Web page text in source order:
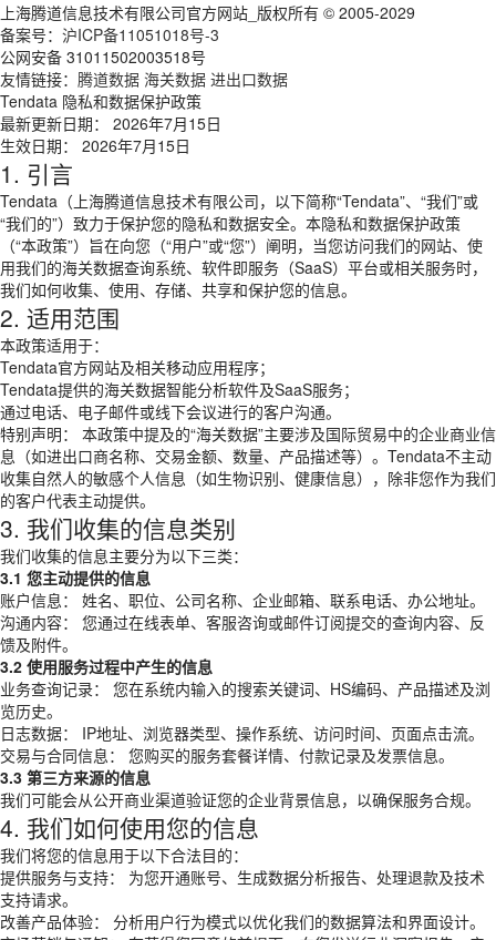
上海腾道信息技术有限公司官方网站_版权所有 © 2005-2029
备案号： 沪ICP备11051018号-3
公网安备 31011502003518号
友情链接： 腾道数据 海关数据 进出口数据
Tendata 隐私和数据保护政策
最新更新日期： 2026年7月15日
生效日期： 2026年7月15日
1. 引言
Tendata（上海腾道信息技术有限公司，以下简称“Tendata”、“我们”或
“我们的”）致力于保护您的隐私和数据安全。本隐私和数据保护政策
（“本政策”）旨在向您（“用户”或“您”）阐明，当您访问我们的网站、使
用我们的海关数据查询系统、软件即服务（SaaS）平台或相关服务时，
我们如何收集、使用、存储、共享和保护您的信息。
2. 适用范围
本政策适用于：
Tendata官方网站及相关移动应用程序；
Tendata提供的海关数据智能分析软件及SaaS服务；
通过电话、电子邮件或线下会议进行的客户沟通。
特别声明： 本政策中提及的“海关数据”主要涉及国际贸易中的企业商业信
息（如进出口商名称、交易金额、数量、产品描述等）。Tendata不主动
收集自然人的敏感个人信息（如生物识别、健康信息），除非您作为我们
的客户代表主动提供。
3. 我们收集的信息类别
我们收集的信息主要分为以下三类：
3.1 您主动提供的信息
账户信息： 姓名、职位、公司名称、企业邮箱、联系电话、办公地址。
沟通内容： 您通过在线表单、客服咨询或邮件订阅提交的查询内容、反
馈及附件。
3.2 使用服务过程中产生的信息
业务查询记录： 您在系统内输入的搜索关键词、HS编码、产品描述及浏
览历史。
日志数据： IP地址、浏览器类型、操作系统、访问时间、页面点击流。
交易与合同信息： 您购买的服务套餐详情、付款记录及发票信息。
3.3 第三方来源的信息
我们可能会从公开商业渠道验证您的企业背景信息，以确保服务合规。
4. 我们如何使用您的信息
我们将您的信息用于以下合法目的：
提供服务与支持： 为您开通账号、生成数据分析报告、处理退款及技术
支持请求。
改善产品体验： 分析用户行为模式以优化我们的数据算法和界面设计。